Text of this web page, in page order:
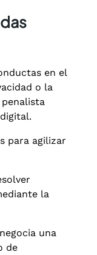
en el
o la
para agilizar
la
una
de